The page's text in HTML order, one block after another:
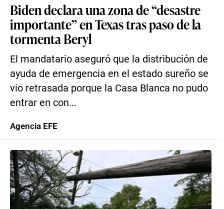
Biden declara una zona de “desastre
importante” en Texas tras paso de la
tormenta Beryl
El mandatario aseguró que la distribución de
ayuda de emergencia en el estado sureño se
vio retrasada porque la Casa Blanca no pudo
entrar en con...
Agencia EFE